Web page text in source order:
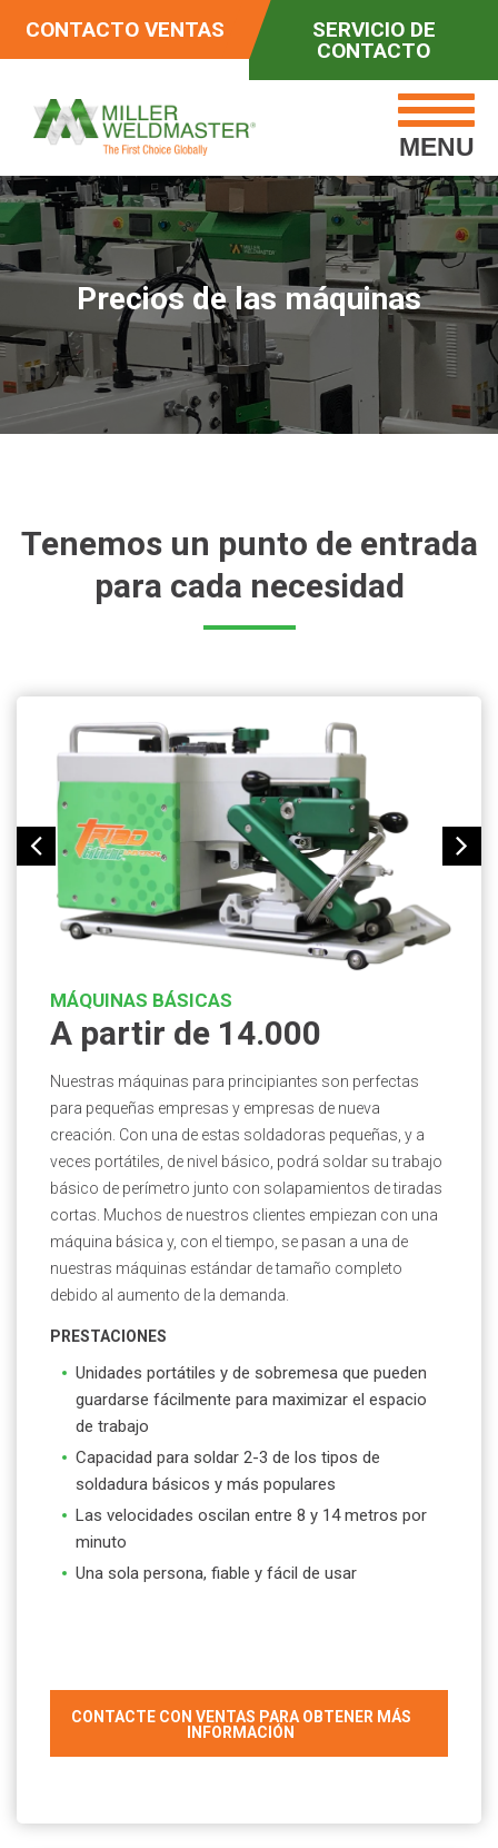
CONTACTO VENTAS
SERVICIO DE
CONTACTO
MENU
Precios de las máquinas
Tenemos un punto de entrada
para cada necesidad
MÁQUINAS BÁSICAS
A partir de 14.000
Nuestras máquinas para principiantes son perfectas
para pequeñas empresas y empresas de nueva
creación. Con una de estas soldadoras pequeñas, y a
veces portátiles, de nivel básico, podrá soldar su trabajo
básico de perímetro junto con solapamientos de tiradas
cortas. Muchos de nuestros clientes empiezan con una
máquina básica y, con el tiempo, se pasan a una de
nuestras máquinas estándar de tamaño completo
debido al aumento de la demanda.
PRESTACIONES
Unidades portátiles y de sobremesa que pueden
guardarse fácilmente para maximizar el espacio
de trabajo
Capacidad para soldar 2-3 de los tipos de
soldadura básicos y más populares
Las velocidades oscilan entre 8 y 14 metros por
minuto
Una sola persona, fiable y fácil de usar
CONTACTE CON VENTAS PARA OBTENER MÁS
INFORMACIÓN